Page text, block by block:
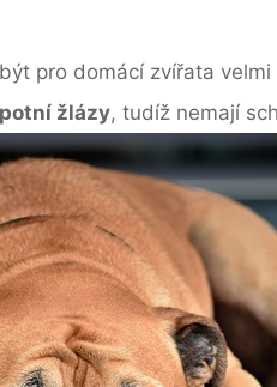
pro domácí zvířata
žlázy, tudíž nemají